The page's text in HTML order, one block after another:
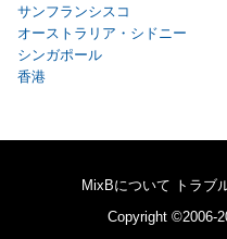
サンフランシスコ
オーストラリア・シドニー
シンガポール
香港
MixBについて トラブ
Copyright ©2006-